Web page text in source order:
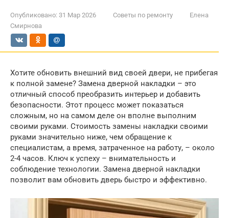
Опубликовано: 31 Мар 2026 Советы по ремонту
Елена
Смирнова
Хотите обновить внешний вид своей двери, не прибегая
к полной замене? Замена дверной накладки – это
отличный способ преобразить интерьер и добавить
безопасности. Этот процесс может показаться
сложным, но на самом деле он вполне выполним
своими руками. Стоимость замены накладки своими
руками значительно ниже, чем обращение к
специалистам, а время, затраченное на работу, – около
2-4 часов. Ключ к успеху – внимательность и
соблюдение технологии. Замена дверной накладки
позволит вам обновить дверь быстро и эффективно.